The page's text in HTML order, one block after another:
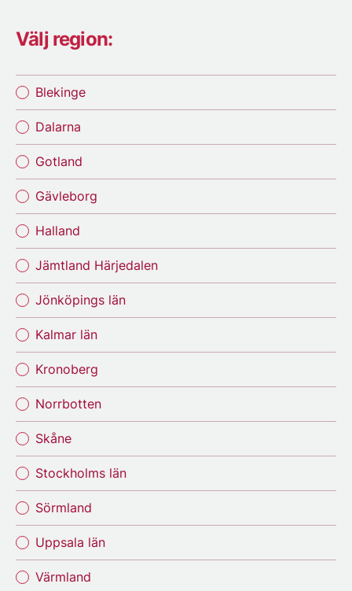
Välj region:
Blekinge
Dalarna
Gotland
Gävleborg
Halland
Jämtland Härjedalen
Jönköpings län
Kalmar län
Kronoberg
Norrbotten
Skåne
Stockholms län
Sörmland
Uppsala län
Värmland